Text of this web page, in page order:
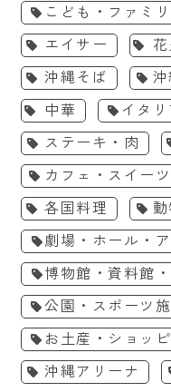
こども・ファミ
エイサー
沖縄そば
中華
イタ
ステーキ・肉
カフェ・スイーツ
各国料理
劇場・ホール・
博物館・資料館
公園・スポーツ
お土産・ショッ
沖縄アリーナ